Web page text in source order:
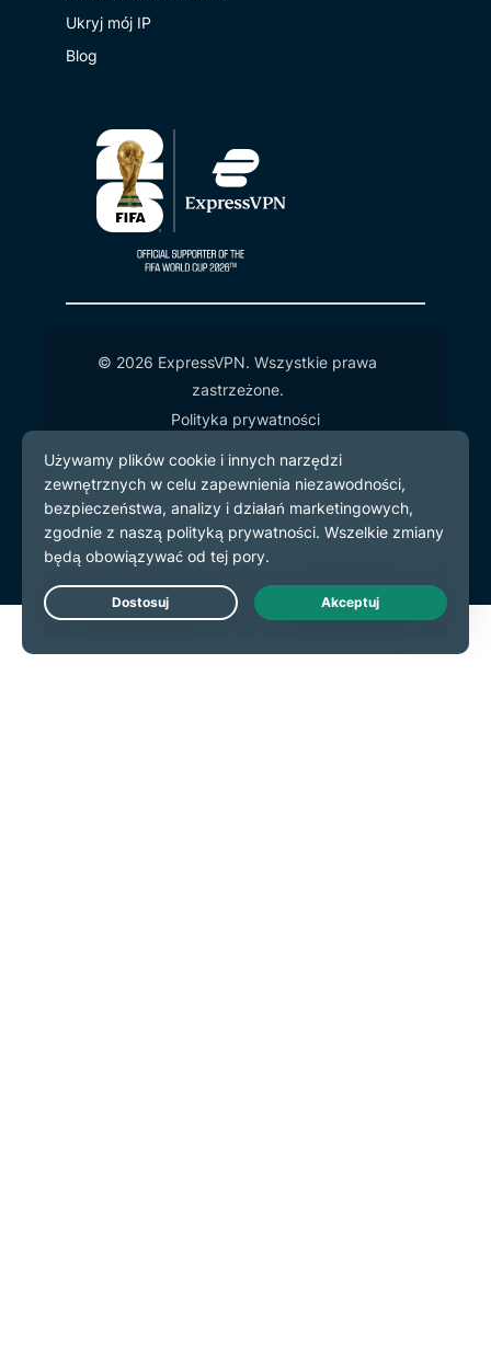
Ukryj mój IP
Blog
© 2026 ExpressVPN. Wszystkie prawa
zastrzeżone.
Polityka prywatności
Warunki użytkowania
preferencje plików cookie
Live Chat